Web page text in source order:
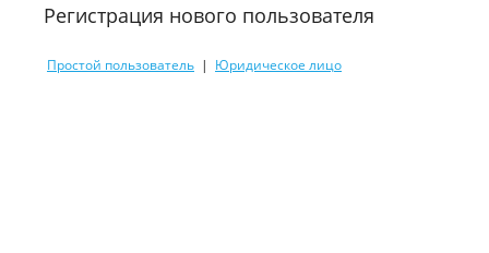
Регистрация нового пользователя
Простой пользователь | Юридическое лицо